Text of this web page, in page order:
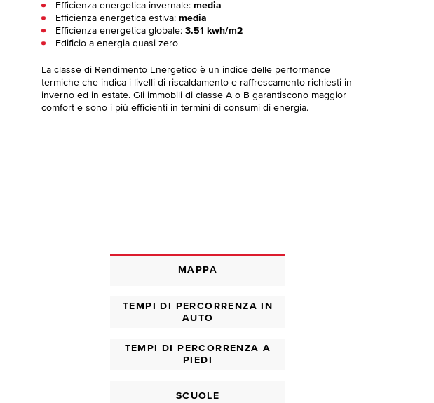
Efficienza energetica invernale:media
Efficienza energetica estiva:media
Efficienza energetica globale:3.51 kwh/m2
Edificio a energia quasi zero
La classe di Rendimento Energetico è un indice delle performance
termiche che indica i livelli di riscaldamento e raffrescamento richiesti in
inverno ed in estate. Gli immobili di classe A o B garantiscono maggior
comfort e sono i più efficienti in termini di consumi di energia.
MAPPA
TEMPI DI PERCORRENZA IN
AUTO
TEMPI DI PERCORRENZA A
PIEDI
SCUOLE